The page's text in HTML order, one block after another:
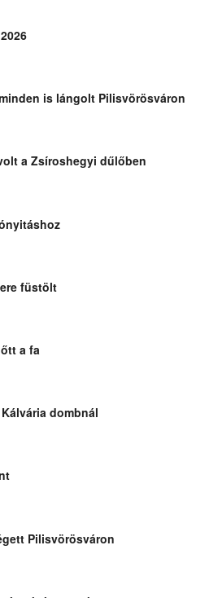
is lángolt Pilisvörösváron
a Zsíroshegyi dűlőben
füstölt
a fa
dombnál
Pilisvörösváron